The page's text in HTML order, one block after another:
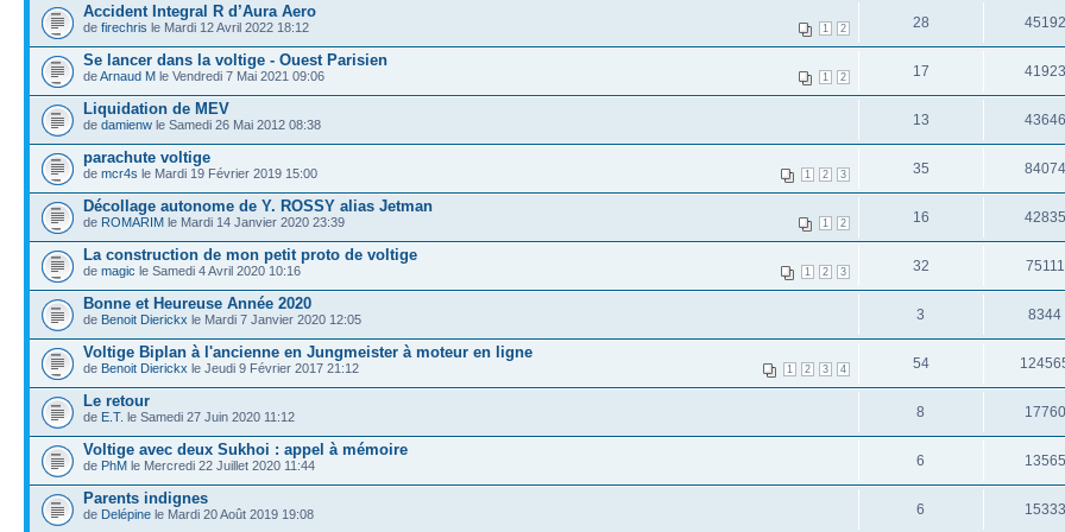
Accident Integral R d’Aura Aero
1 2
de firechris le Mardi 12 Avril 2022 18:12 28 45192
Se lancer dans la voltige - Ouest Parisien
1 2
deArnaud M le Vendredi 7 Mai 2021 09:06 17 41923
Liquidation de MEV
de damienw le Samedi 26 Mai 2012 08:38 13 43646
parachute voltige
1 2 3
de mcr4s le Mardi 19 Février 2019 15:00 35 84074
Décollage autonome de Y. ROSSY alias Jetman
1 2
de ROMARIM le Mardi 14 Janvier 2020 23:39 16 42835
La construction de mon petit proto de voltige
1 2 3
de magic le Samedi 4 Avril 2020 10:16 32 75111
Bonne et Heureuse Année 2020
de Benoit Dierickx le Mardi 7 Janvier 2020 12:05 3 8344
Voltige Biplan à l'ancienne en Jungmeister à moteur en ligne
1 2 3 4
de Benoit Dierickx le Jeudi 9 Février 2017 21:12 54
Le retour
de E.T. le Samedi 27 Juin 2020 11:12 8 17760
Voltige avec deux Sukhoi : appel à mémoire
de PhM le Mercredi 22 Juillet 2020 11:44 6 13565
Parents indignes
de Delépine le Mardi 20 Août 2019 19:08 6 15333